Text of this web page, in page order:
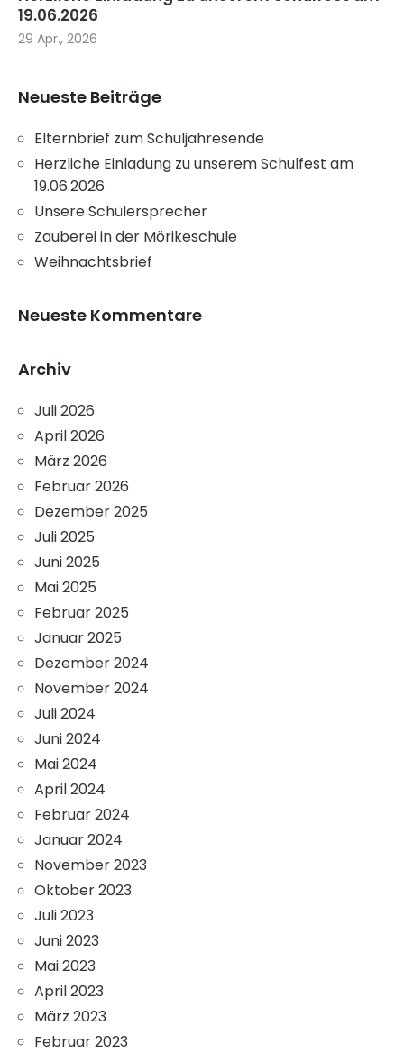
19.06.2026
29 Apr., 2026
Neueste Beiträge
Elternbrief zum Schuljahresende
Herzliche Einladung zu unserem Schulfest am
19.06.2026
Unsere Schülersprecher
Zauberei in der Mörikeschule
Weihnachtsbrief
Neueste Kommentare
Archiv
Juli 2026
April 2026
März 2026
Februar 2026
Dezember 2025
Juli 2025
Juni 2025
Mai 2025
Februar 2025
Januar 2025
Dezember 2024
November 2024
Juli 2024
Juni 2024
Mai 2024
April 2024
Februar 2024
Januar 2024
November 2023
Oktober 2023
Juli 2023
Juni 2023
Mai 2023
April 2023
März 2023
Februar 2023